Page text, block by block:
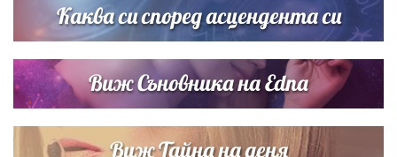
Каква си според асцендента си
Виж Съновника на Edna
Виж Тайна на деня